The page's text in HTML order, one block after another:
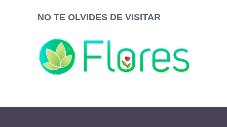
NO TE OLVIDES DE VISITAR